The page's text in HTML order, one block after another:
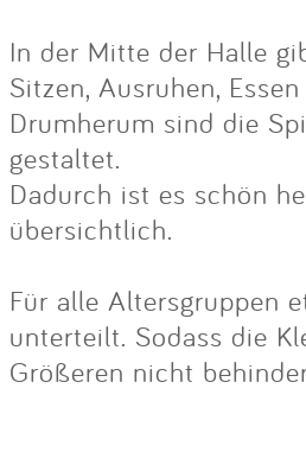
In der Mitte der Halle
Sitzen, Ausruhen,
Drumherum sind die
gestaltet.
Dadurch ist es schön
übersichtlich.
Für alle Altersgruppen
unterteilt. Sodass die
Größeren nicht